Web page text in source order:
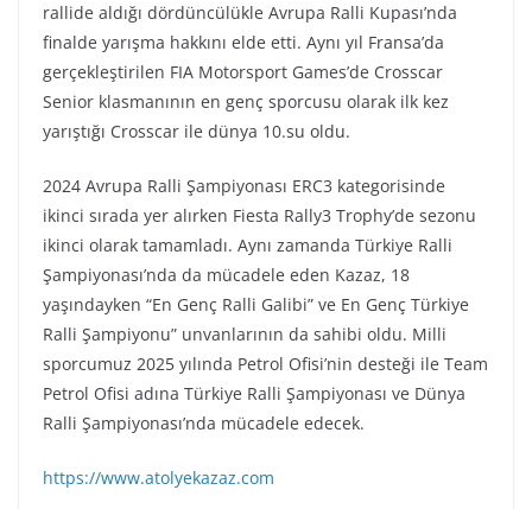
rallide aldığı dördüncülükle Avrupa Ralli Kupası’nda
finalde yarışma hakkını elde etti. Aynı yıl Fransa’da
gerçekleştirilen FIA Motorsport Games’de Crosscar
Senior klasmanının en genç sporcusu olarak ilk kez
yarıştığı Crosscar ile dünya 10.su oldu.
2024 Avrupa Ralli Şampiyonası ERC3 kategorisinde
ikinci sırada yer alırken Fiesta Rally3 Trophy’de sezonu
ikinci olarak tamamladı. Aynı zamanda Türkiye Ralli
Şampiyonası’nda da mücadele eden Kazaz, 18
yaşındayken “En Genç Ralli Galibi” ve En Genç Türkiye
Ralli Şampiyonu” unvanlarının da sahibi oldu. Milli
sporcumuz 2025 yılında Petrol Ofisi’nin desteği ile Team
Petrol Ofisi adına Türkiye Ralli Şampiyonası ve Dünya
Ralli Şampiyonası’nda mücadele edecek.
https://www.atolyekazaz.com